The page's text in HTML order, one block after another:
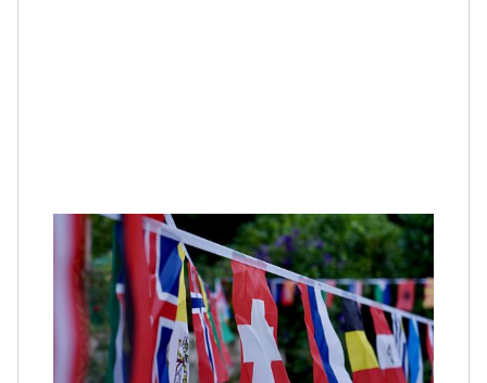
Ons platform wordt steeds internationaler.
Daarom ondersteunen we nu meer talen en
hebben we enkele ontwerpverbeteringen
doorgevoerd die het gebruiksgemak
vergroten.